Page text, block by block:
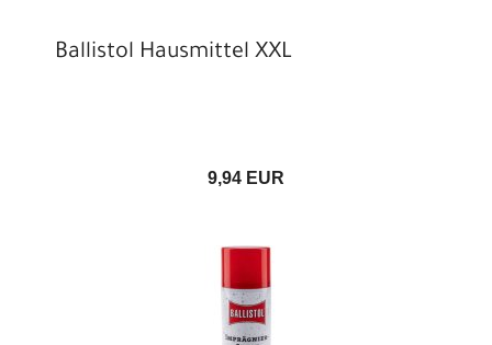
Ballistol Hausmittel XXL
9,94 EUR